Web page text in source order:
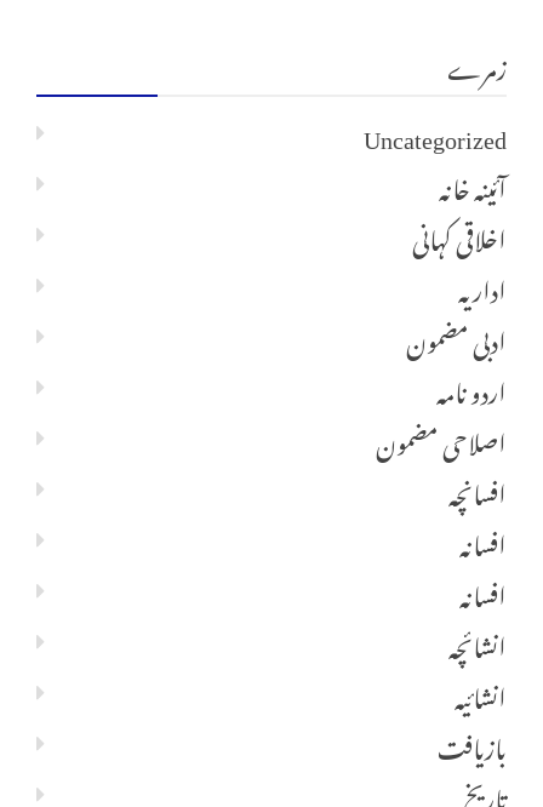
زمرے
Uncategorized
آئینہ خانہ
اخلاقی کہانی
اداریہ
ادبی مضمون
اردو نامہ
اصلاحی مضمون
افسانچہ
افسانہ
افسانہ
انشائچہ
انشائیہ
بازیافت